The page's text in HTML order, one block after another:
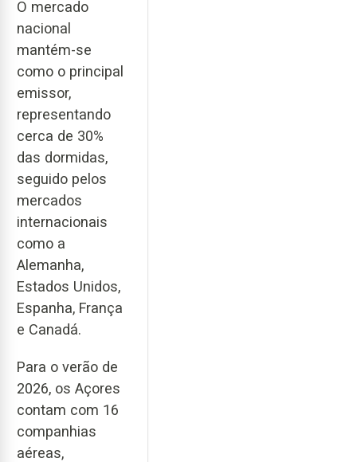
O mercado
nacional
mantém-se
como o principal
emissor,
representando
cerca de 30%
das dormidas,
seguido pelos
mercados
internacionais
como a
Alemanha,
Estados Unidos,
Espanha, França
e Canadá.
Para o verão de
2026, os Açores
contam com 16
companhias
aéreas,